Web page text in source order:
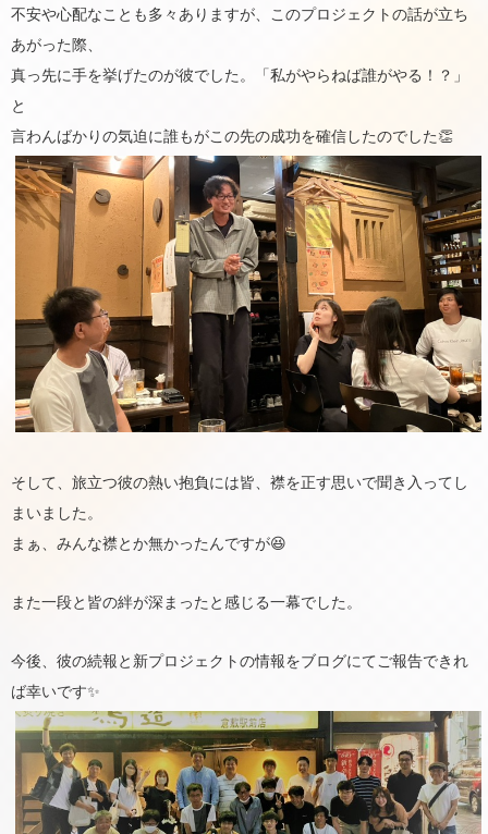
不安や心配なことも多々ありますが、このプロジェクトの話が立ち
あがった際、
真っ先に手を挙げたのが彼でした。「私がやらねば誰がやる！？」
と
言わんばかりの気迫に誰もがこの先の成功を確信したのでした👏
そして、旅立つ彼の熱い抱負には皆、襟を正す思いで聞き入ってし
まいました。
まぁ、みんな襟とか無かったんですが😆
また一段と皆の絆が深まったと感じる一幕でした。
今後、彼の続報と新プロジェクトの情報をブログにてご報告できれ
ば幸いです✨